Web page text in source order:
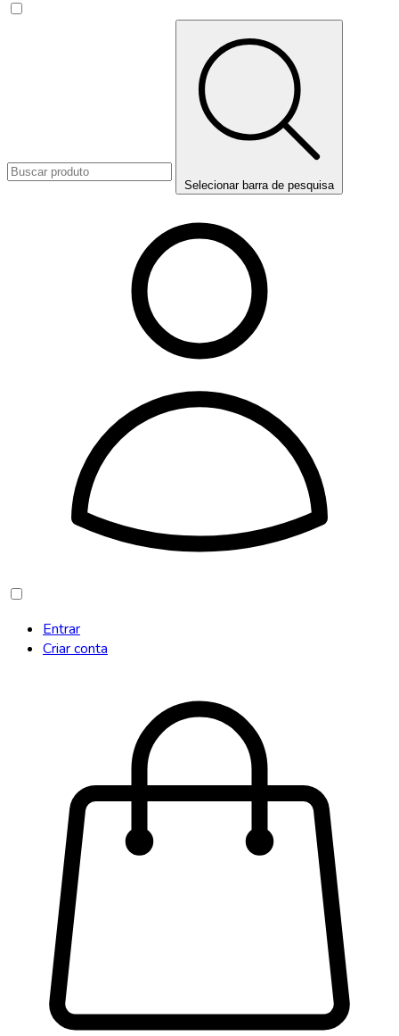
Selecionar barra de pesquisa
Entrar
Criar conta